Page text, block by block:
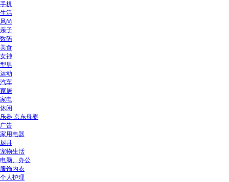
手机
生活
风尚
亲子
数码
美食
女神
型男
运动
汽车
家居
家电
休闲
乐器 京东母婴
广告
家用电器
厨具
宠物生活
电脑、办公
服饰内衣
个人护理